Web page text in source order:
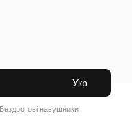
Укр
Бездротові навушники